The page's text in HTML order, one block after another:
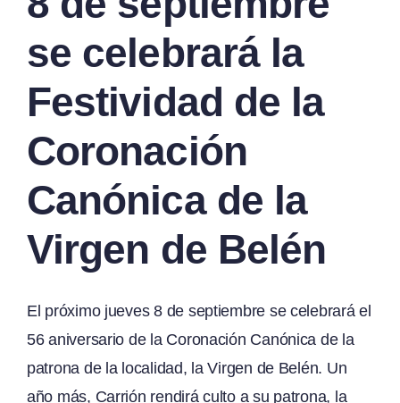
se celebrará la
Festividad de la
Coronación
Canónica de la
Virgen de Belén
El próximo jueves 8 de septiembre se celebrará el
56 aniversario de la Coronación Canónica de la
patrona de la localidad, la Virgen de Belén. Un
año más, Carrión rendirá culto a su patrona, la